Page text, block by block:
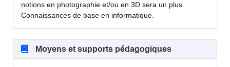
notions en photographie et/ou en 3D sera un plus.
Connaissances de base en informatique.
Moyens et supports pédagogiques